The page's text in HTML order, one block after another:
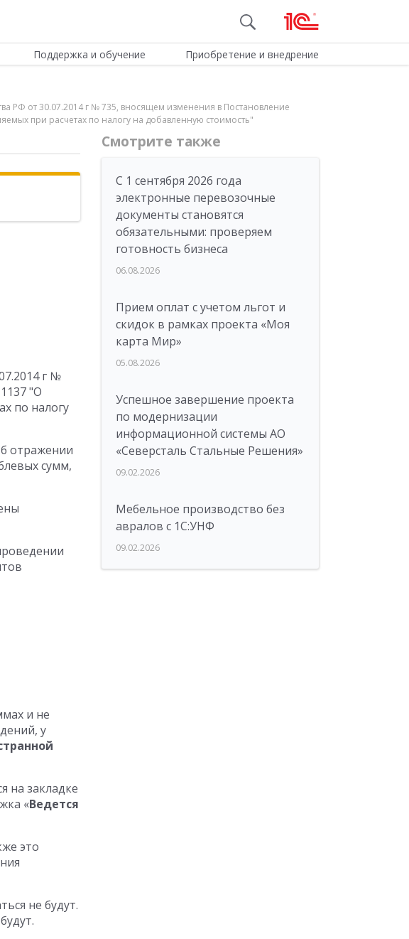
Поддержка и обучение Приобретение и внедрение
РФ от 30.07.2014 г № 735, вносящем изменения в Постановление
при расчетах по налогу на добавленную стоимость"
г №
"О
по налогу
отражении
сумм,
и не
у
на закладке
«Ведется
это
не будут.
Смотрите также
С 1 сентября 2026 года
электронные перевозочные
документы становятся
обязательными: проверяем
готовность бизнеса
06.08.2026
Прием оплат с учетом льгот и
скидок в рамках проекта «Моя
карта Мир»
05.08.2026
Успешное завершение проекта
по модернизации
информационной системы АО
«Северсталь Стальные Решения»
09.02.2026
Мебельное производство без
авралов с 1С:УНФ
09.02.2026